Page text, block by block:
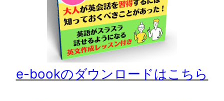
e-bookのダウンロードはこちら